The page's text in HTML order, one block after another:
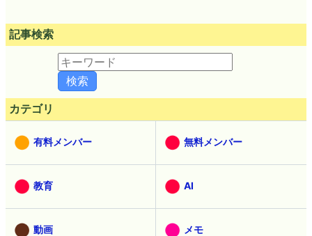
記事検索
カテゴリ
有料メンバー 無料メンバー
教育 AI
動画 メモ